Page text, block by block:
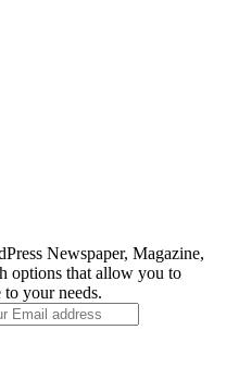
Newspaper, Magazine,
options that allow you to
your needs.